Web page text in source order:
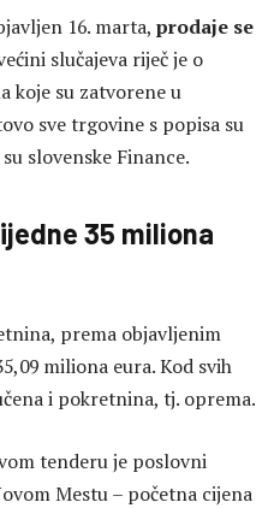
16. marta, prodaje se
slučajeva riječ je o
koje su zatvorene u
sve trgovine s popisa su
slovenske Finance.
35 miliona
prema objavljenim
miliona eura. Kod svih
i pokretnina, tj. oprema.
tenderu je poslovni
Mestu – početna cijena